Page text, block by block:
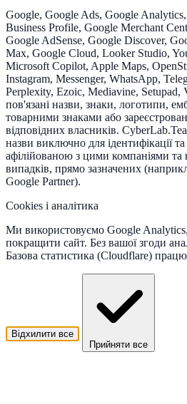
Google, Google Ads, Google
Business Profile, Google Merchant
Google AdSense, Google Discover,
Max, Google Cloud, Looker Studio,
Microsoft Copilot, Apple Maps,
Instagram, Messenger, WhatsApp,
Perplexity, Ezoic, Mediavine, Setupad,
пов'язані назви, знаки, логотипи,
товарними знаками або
відповідних власників.
назви виключно для ідентифікації
афілійованою з цими компаніями
випадків, прямо зазначених
Google Partner).
Cookies і аналітика
Ми використовуємо Google
покращити сайт. Без вашої згоди
Базова статистика (Cloudflare)
Відхилити все
Прийняти все